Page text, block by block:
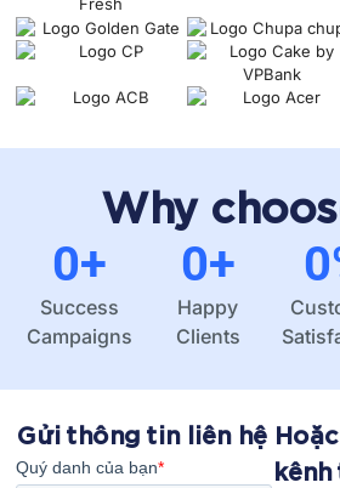
Why
Success
Campaigns
0+
Happy
Clients
0+ 0
Gửi thông tin liên hệ